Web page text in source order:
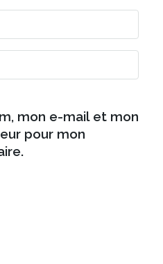
mon e-mail et mon
pour mon